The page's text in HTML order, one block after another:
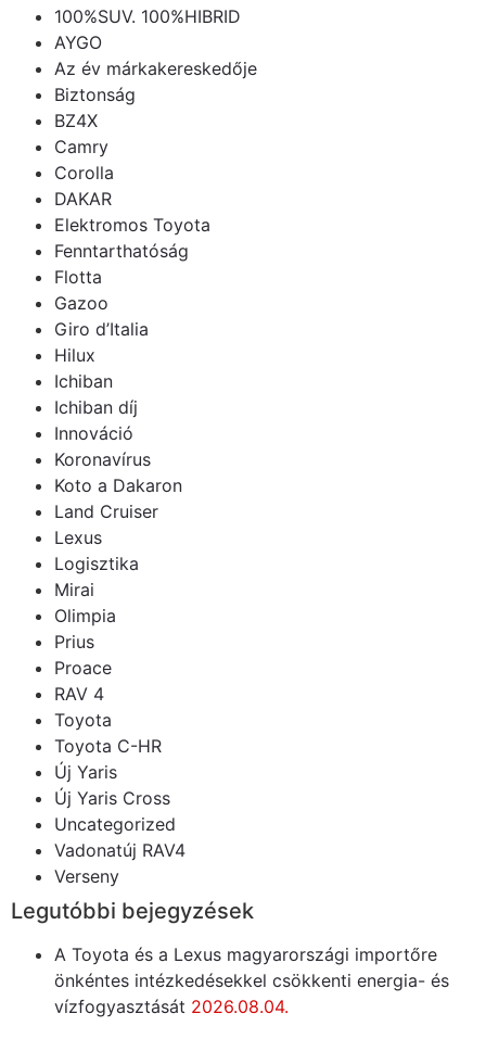
100%SUV. 100%HIBRID
AYGO
Az év márkakereskedője
Biztonság
BZ4X
Camry
Corolla
DAKAR
Elektromos Toyota
Fenntarthatóság
Flotta
Gazoo
Giro d’Italia
Hilux
Ichiban
Ichiban díj
Innováció
Koronavírus
Koto a Dakaron
Land Cruiser
Lexus
Logisztika
Mirai
Olimpia
Prius
Proace
RAV 4
Toyota
Toyota C-HR
Új Yaris
Új Yaris Cross
Uncategorized
Vadonatúj RAV4
Verseny
Legutóbbi bejegyzések
A Toyota és a Lexus magyarországi importőre
önkéntes intézkedésekkel csökkenti energia- és
vízfogyasztását 2026.08.04.